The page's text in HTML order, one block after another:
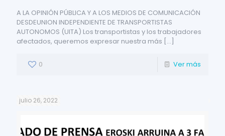
A LA OPINIÓN PÚBLICA Y A LOS MEDIOS DE COMUNICACIÓN
DESDEUNION INDEPENDIENTE DE TRANSPORTISTAS
AUTONOMOS (UITA) Los transportistas y los trabajadores
afectados, queremos expresar nuestra más […]
0 Ver más
julio 26, 2022